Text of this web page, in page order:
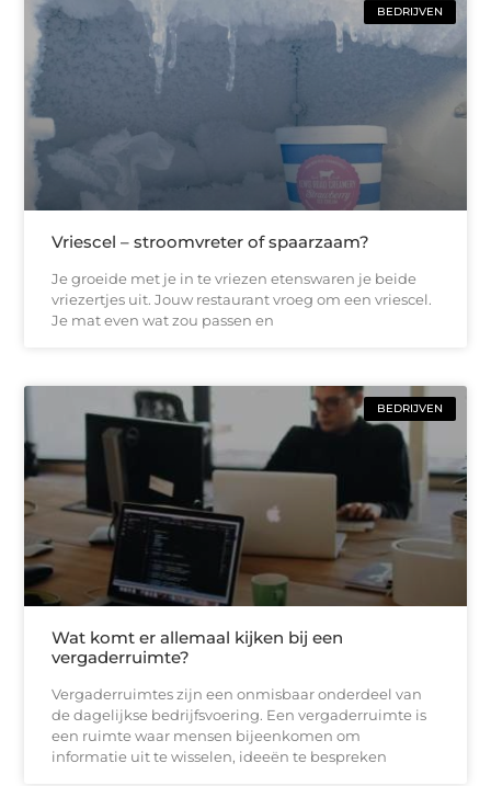
BEDRIJVEN
Vriescel – stroomvreter of spaarzaam?
Je groeide met je in te vriezen etenswaren je beide
vriezertjes uit. Jouw restaurant vroeg om een vriescel.
Je mat even wat zou passen en
BEDRIJVEN
Wat komt er allemaal kijken bij een
vergaderruimte?
Vergaderruimtes zijn een onmisbaar onderdeel van
de dagelijkse bedrijfsvoering. Een vergaderruimte is
een ruimte waar mensen bijeenkomen om
informatie uit te wisselen, ideeën te bespreken